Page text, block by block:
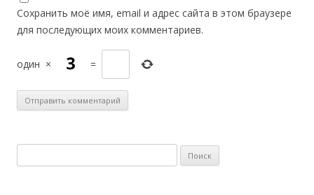
Сохранить моё имя, email и адрес сайта в этом браузере
для последующих моих комментариев.
один × =
а